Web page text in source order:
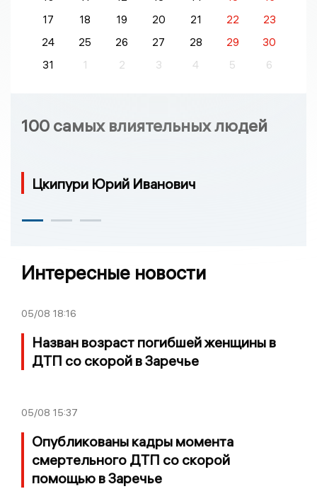
17
18 19 20 21 22
23
24
25 26 27 28 29
30
31
1 2 3 4 5 6
100 самых влиятельных людей
Цкипури Юрий Иванович
Интересные новости
05/08 18:16
Назван возраст погибшей женщины в
ДТП со скорой в Заречье
05/08 15:37
Опубликованы кадры момента
смертельного ДТП со скорой
помощью в Заречье